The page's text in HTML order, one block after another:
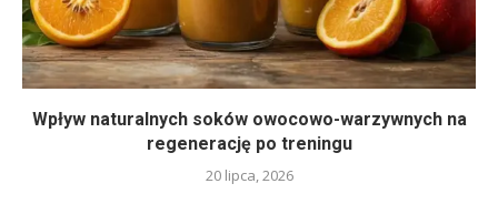
Wpływ naturalnych soków owocowo-warzywnych na
regenerację po treningu
20 lipca, 2026